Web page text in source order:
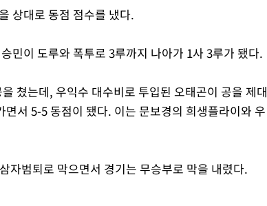
상대로 동점 점수를 냈다.
민이 도루와 폭투로 3루까지 나아가 1사 3루가 됐다.
쳤는데, 우익수 대수비로 투입된 오태곤이 공을 제대
서 5-5 동점이 됐다. 이는 문보경의 희생플라이와 우
자범퇴로 막으면서 경기는 무승부로 막을 내렸다.